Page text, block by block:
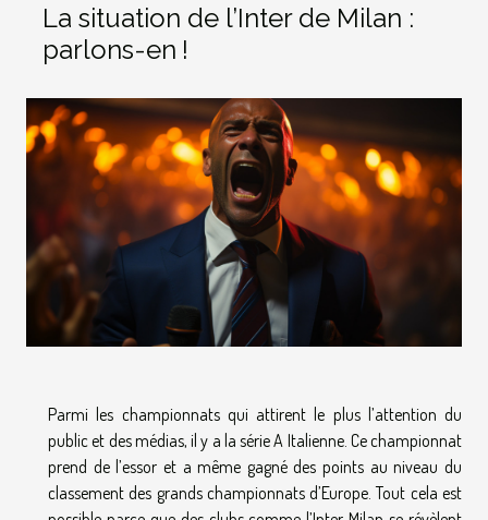
La situation de l’Inter de Milan :
parlons-en !
Parmi les championnats qui attirent le plus l’attention du
public et des médias, il y a la série A Italienne. Ce championnat
prend de l’essor et a même gagné des points au niveau du
classement des grands championnats d’Europe. Tout cela est